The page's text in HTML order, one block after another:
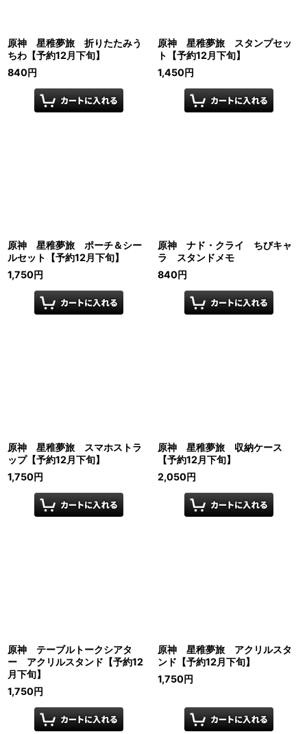
原神 星稚夢旅 折りたたみう
ちわ【予約12月下旬】
840円
原神 星稚夢旅 スタンプセッ
ト【予約12月下旬】
1,450円
原神 星稚夢旅 ポーチ＆シー
ルセット【予約12月下旬】
1,750円
原神 ナド・クライ ちびキャ
ラ スタンドメモ
840円
原神 星稚夢旅 スマホストラ
ップ【予約12月下旬】
1,750円
原神 星稚夢旅 収納ケース
【予約12月下旬】
2,050円
原神 テーブルトークシアタ
ー アクリルスタンド【予約12
月下旬】
1,750円
原神 星稚夢旅 アクリルスタ
ンド【予約12月下旬】
1,750円